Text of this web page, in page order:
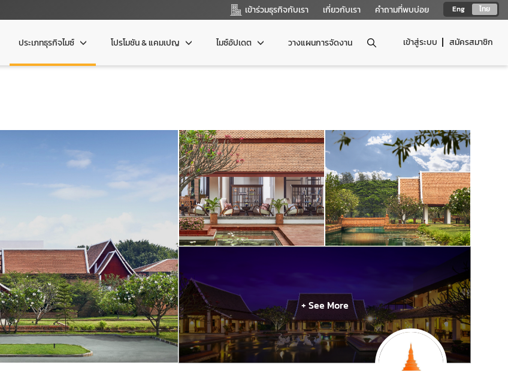
Eng ไทย
เข้าร่วมธุรกิจกับเรา เกี่ยวกับเรา คำถามที่พบบ่อย
เข้าสู่ระบบ สมัครสมาชิก
ประเภทธุรกิจไมซ์ โปรโมชัน & แคมเปญ ไมซ์อัปเดต วางแผนการจัดงาน
+ See More